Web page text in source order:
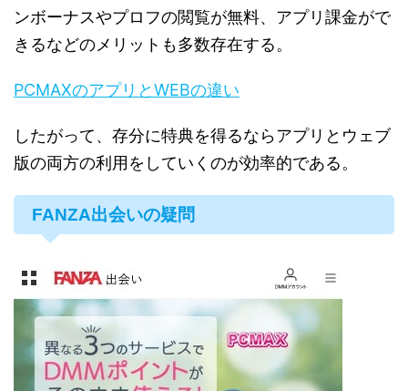
ンボーナスやプロフの閲覧が無料、アプリ課金がで
きるなどのメリットも多数存在する。
PCMAXのアプリとWEBの違い
したがって、存分に特典を得るならアプリとウェブ
版の両方の利用をしていくのが効率的である。
FANZA出会いの疑問